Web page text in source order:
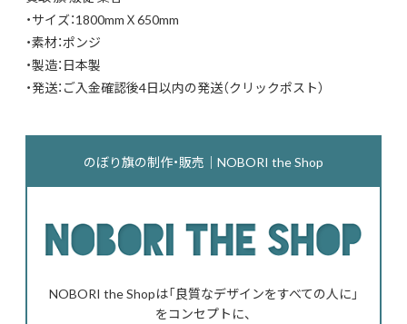
・サイズ：1800mmＸ650mm
・素材：ポンジ
・製造：日本製
・発送：ご入金確認後4日以内の発送（クリックポスト）
のぼり旗の制作・販売｜NOBORI the Shop
NOBORI the Shopは「良質なデザインをすべての人に」
をコンセプトに、